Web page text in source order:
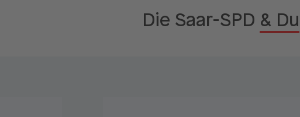
Die Saar-SPD & Du